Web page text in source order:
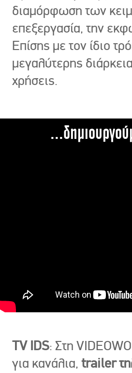
διαμόρφωση των
επεξεργασία, την
Επίσης με τον ίδιο
μεγαλύτερης
χρήσεις.
TV IDS: Στη
για κανάλια, trailer